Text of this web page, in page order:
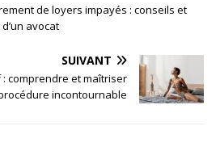
de loyers impayés : conseils et
avocat
SUIVANT
comprendre et maîtriser
incontournable